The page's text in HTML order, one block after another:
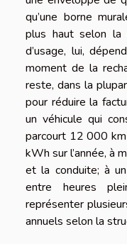
qu’une borne
plus haut selon la
d’usage, lui,
moment de la
reste, dans la
pour réduire la
un véhicule qui
parcourt 12 000
kWh sur l’année, à
et la conduite; à
entre heures
représenter
annuels selon la